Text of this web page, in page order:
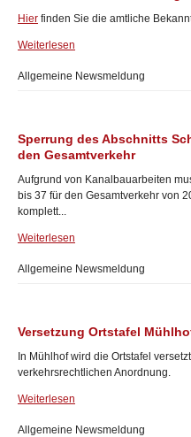
Hier finden Sie die amtliche
Weiterlesen
Allgemeine Newsmeldung
Sperrung des Abschnitts
den Gesamtverkehr
Aufgrund von Kanalbauarbeiten
bis 37 für den Gesamtverkehr von
komplett...
Weiterlesen
Allgemeine Newsmeldung
Versetzung Ortstafel
In Mühlhof wird die Ortstafel
verkehrsrechtlichen Anordnung.
Weiterlesen
Allgemeine Newsmeldung